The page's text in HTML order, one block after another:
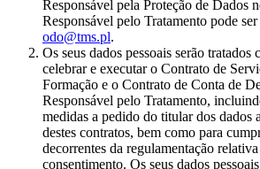
Responsável pela Proteção de Dados
Responsável pelo Tratamento pode
odo@tms.pl.
Os seus dados pessoais serão
celebrar e executar o Contrato de
Formação e o Contrato de Conta de
Responsável pelo Tratamento,
medidas a pedido do titular dos dados
destes contratos, bem como para
decorrentes da regulamentação
consentimento. Os seus dados